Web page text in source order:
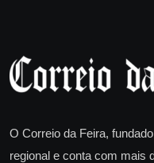
O Correio da Feira,
regional e conta com mais